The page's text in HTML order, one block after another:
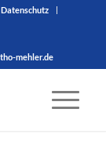
Datenschutz
mehler.de